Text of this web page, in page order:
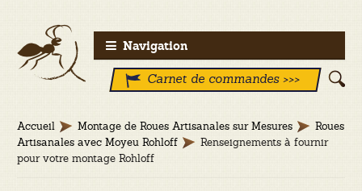
Aller
à
Aller
au
contenu
Navigation
Carnet de commandes >>>
Accueil Montage de Roues Artisanales sur Mesures
Roues
Artisanales avec Moyeu Rohloff
Renseignements à fournir
pour votre montage Rohloff